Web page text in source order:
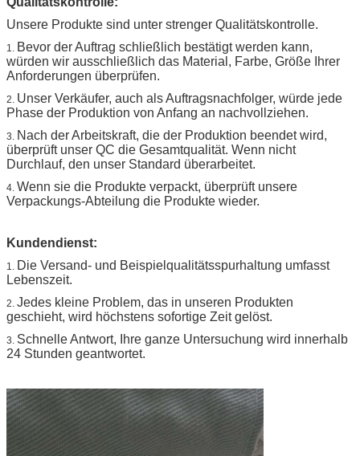
Unsere Produkte sind unter strenger Qualitätskontrolle.
1. Bevor der Auftrag schließlich bestätigt werden kann,
würden wir ausschließlich das Material, Farbe, Größe Ihrer
Anforderungen überprüfen.
2. Unser Verkäufer, auch als Auftragsnachfolger, würde jede
Phase der Produktion von Anfang an nachvollziehen.
3. Nach der Arbeitskraft, die der Produktion beendet wird,
überprüft unser QC die Gesamtqualität. Wenn nicht
Durchlauf, den unser Standard überarbeitet.
4. Wenn sie die Produkte verpackt, überprüft unsere
Verpackungs-Abteilung die Produkte wieder.
Kundendienst:
1. Die Versand- und Beispielqualitätsspurhaltung umfasst
Lebenszeit.
2. Jedes kleine Problem, das in unseren Produkten
geschieht, wird höchstens sofortige Zeit gelöst.
3. Schnelle Antwort, Ihre ganze Untersuchung wird innerhalb
24 Stunden geantwortet.